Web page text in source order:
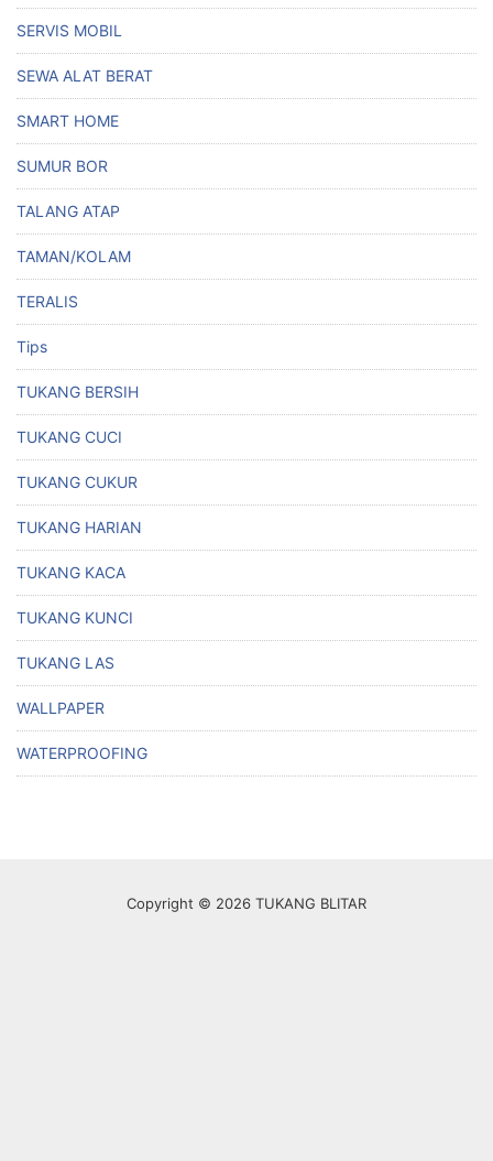
SERVIS MOBIL
SEWA ALAT BERAT
SMART HOME
SUMUR BOR
TALANG ATAP
TAMAN/KOLAM
TERALIS
Tips
TUKANG BERSIH
TUKANG CUCI
TUKANG CUKUR
TUKANG HARIAN
TUKANG KACA
TUKANG KUNCI
TUKANG LAS
WALLPAPER
WATERPROOFING
Copyright © 2026 TUKANG BLITAR